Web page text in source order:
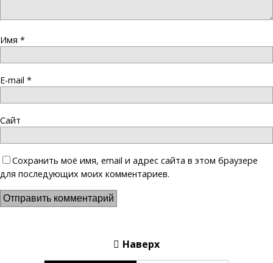
Имя *
E-mail *
Сайт
Сохранить моё имя, email и адрес сайта в этом браузере
для последующих моих комментариев.
Наверх